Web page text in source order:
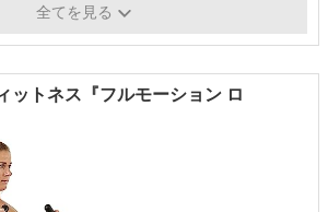
全てを見る
ットネス『フルモーション ロ